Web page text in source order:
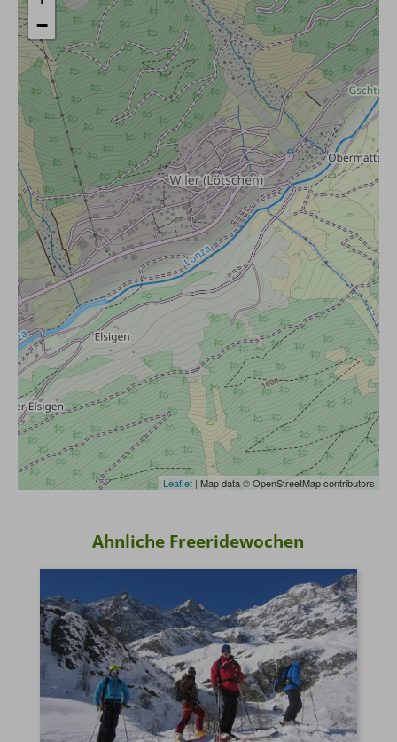
AGB
3. Absagefristen bei nicht Erreichen der
4. Gruppengröße
5. Geplanter Guide
6. Reisepreis / Zahlungsmodalitäten
7. Versicherungen
Weitere Hinweise zum Thema
10. Mobilitätshinweis
11. Sprache
−
Leaflet | Map data © OpenStreetMap contributors
Ahnliche Freeridewochen